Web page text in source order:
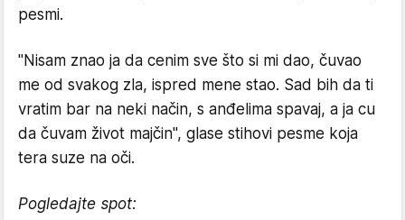
pesmi.
"Nisam znao ja da cenim sve što si mi dao, čuvao
me od svakog zla, ispred mene stao. Sad bih da ti
vratim bar na neki način, s anđelima spavaj, a ja cu
da čuvam život majčin", glase stihovi pesme koja
tera suze na oči.
Pogledajte spot: